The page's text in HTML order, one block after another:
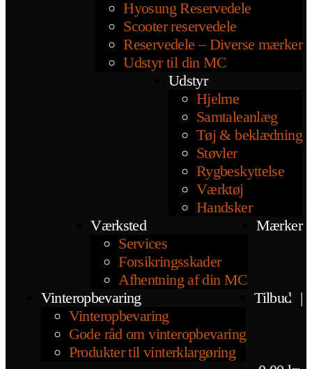
Hyosung Reservedele
Scooter reservedele
Reservedele – Diverse mærker
Udstyr til din MC
Udstyr
Hjelme
Samtaleanlæg
Tøj & beklædning
Støvler
Rygbeskyttelse
Værktøj
Handsker
Værksted
Services
Forsikringsskader
Afhentning af din MC
Mærker
Vinteropbevaring
Vinteropbevaring
Gode råd om vinteropbevaring
Produkter til vinterklargøring
Tilbud |